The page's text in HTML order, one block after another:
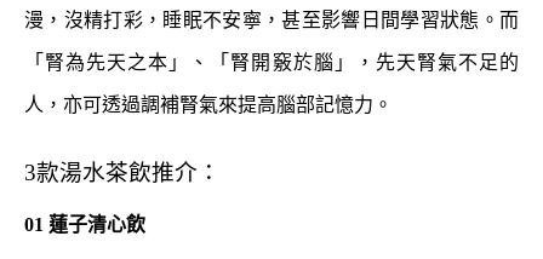
漫，沒精打彩，睡眠不安寧，甚至影響日間學習狀態。而
「腎為先天之本」、「腎開竅於腦」，先天腎氣不足的
人，亦可透過調補腎氣來提高腦部記憶力。
3款湯水茶飲推介：
01 蓮子清心飲